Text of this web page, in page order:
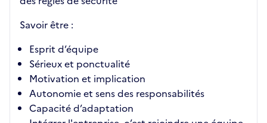
Savoir être :
Esprit d’équipe
Sérieux et ponctualité
Motivation et implication
Autonomie et sens des responsabilités
Capacité d’adaptation